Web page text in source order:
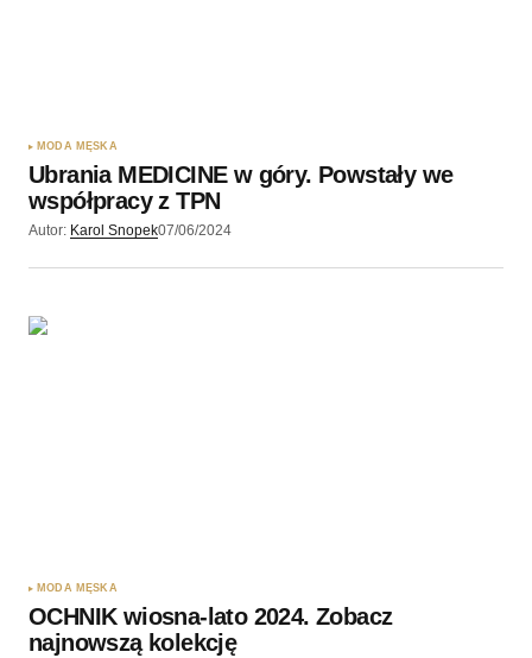
MODA MĘSKA
Ubrania MEDICINE w góry. Powstały we
współpracy z TPN
Autor: Karol Snopek07/06/2024
MODA MĘSKA
OCHNIK wiosna-lato 2024. Zobacz
najnowszą kolekcję